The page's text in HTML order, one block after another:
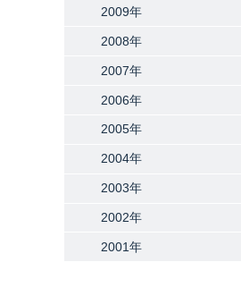
2009年
2008年
2007年
2006年
2005年
2004年
2003年
2002年
2001年